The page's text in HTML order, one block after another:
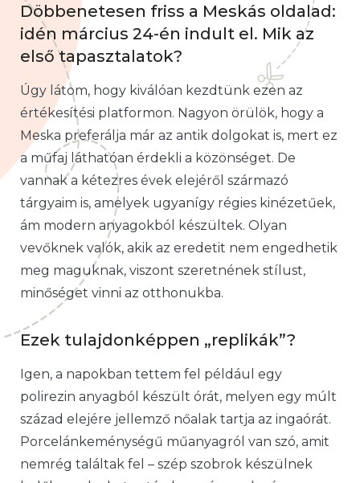
Döbbenetesen friss a Meskás oldalad:
idén március 24-én indult el. Mik az
első tapasztalatok?
Úgy látom, hogy kiválóan kezdtünk ezen az
értékesítési platformon. Nagyon örülök, hogy a
Meska preferálja már az antik dolgokat is, mert ez
a műfaj láthatóan érdekli a közönséget. De
vannak a kétezres évek elejéről származó
tárgyaim is, amelyek ugyanígy régies kinézetűek,
ám modern anyagokból készültek. Olyan
vevőknek valók, akik az eredetit nem engedhetik
meg maguknak, viszont szeretnének stílust,
minőséget vinni az otthonukba.
Ezek tulajdonképpen „replikák”?
Igen, a napokban tettem fel például egy
polirezin anyagból készült órát, melyen egy múlt
század elejére jellemző nőalak tartja az ingaórát.
Porcelánkeménységű műanyagról van szó, amit
nemrég találtak fel – szép szobrok készülnek